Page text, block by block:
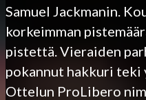
Samuel Jackmanin.
korkeimman
pistettä. Vieraiden
pokannut hakkuri teki
Ottelun ProLibero